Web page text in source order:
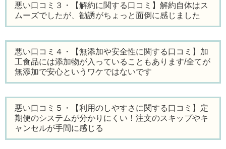
悪い口コミ３・【解約に関する口コミ】解約自体はス
ムーズでしたが、勧誘がちょっと面倒に感じました
悪い口コミ４・【無添加や安全性に関する口コミ】加
工食品には添加物が入っていることもあります/全てが
無添加で安心というワケではないです
悪い口コミ５・【利用のしやすさに関する口コミ】定
期便のシステムが分かりにくい！注文のスキップやキ
ャンセルが手間に感じる